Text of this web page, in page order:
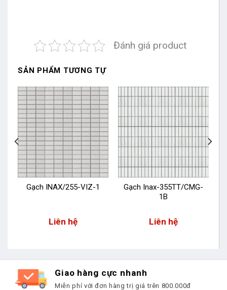
Đánh giá product
SẢN PHẨM TƯƠNG TỰ
Gạch INAX/255-VIZ-1
Liên hệ
Gạch Inax-355TT/CMG-
1B
Liên hệ
Giao hàng cực nhanh
Miễn phí với đơn hàng trị giá trên 800.000đ